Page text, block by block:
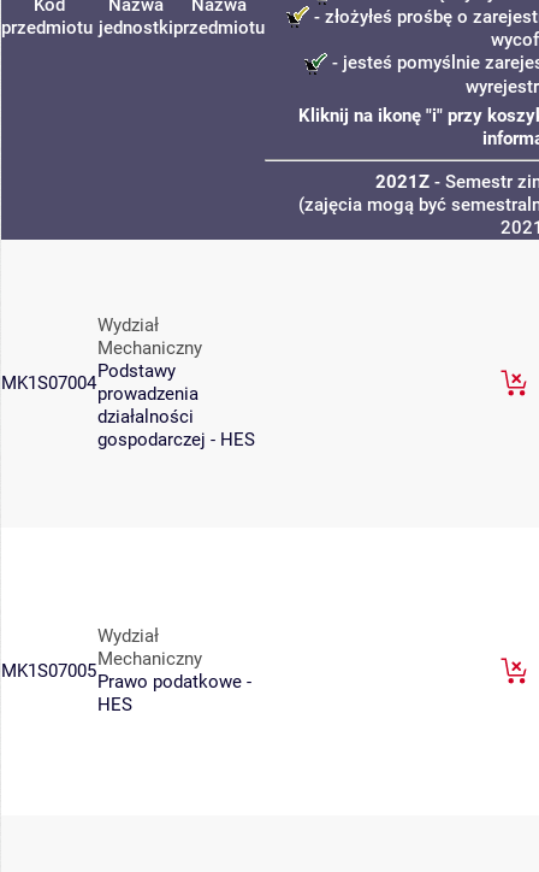
przedmiotu jednostkiprzedmiotu
- złożyłeś prośbę o
- jesteś pomyślnie
Kliknij na ikonę "i" przy
2021Z - Semestr
(zajęcia mogą być
MK1S07004
Wydział
Mechaniczny
Podstawy
prowadzenia
działalności
gospodarczej - HES
MK1S07005
Wydział
Mechaniczny
Prawo podatkowe -
HES